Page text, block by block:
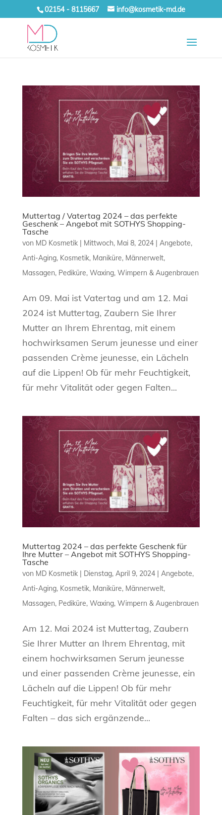
02154 - 8115667 info@kosmetik-md.de
Muttertag / Vatertag 2024 – das perfekte
Geschenk – Angebot mit SOTHYS Shopping-
Tasche
von MD Kosmetik| Mittwoch, Mai 8, 2024| Angebote,
Anti-Aging, Kosmetik, Maniküre, Männerwelt,
Massagen, Pediküre, Waxing, Wimpern & Augenbrauen
Am 09. Mai ist Vatertag und am 12. Mai
2024 ist Muttertag, Zaubern Sie Ihrer
Mutter an Ihrem Ehrentag, mit einem
hochwirksamen Serum jeunesse und einer
passenden Crème jeunesse, ein Lächeln
auf die Lippen! Ob für mehr Feuchtigkeit,
für mehr Vitalität oder gegen Falten...
Muttertag 2024 – das perfekte Geschenk für
Ihre Mutter – Angebot mit SOTHYS Shopping-
Tasche
von MD Kosmetik| Dienstag, April 9, 2024| Angebote,
Anti-Aging, Kosmetik, Maniküre, Männerwelt,
Massagen, Pediküre, Waxing, Wimpern & Augenbrauen
Am 12. Mai 2024 ist Muttertag, Zaubern
Sie Ihrer Mutter an Ihrem Ehrentag, mit
einem hochwirksamen Serum jeunesse
und einer passenden Crème jeunesse, ein
Lächeln auf die Lippen! Ob für mehr
Feuchtigkeit, für mehr Vitalität oder gegen
Falten – das sich ergänzende...